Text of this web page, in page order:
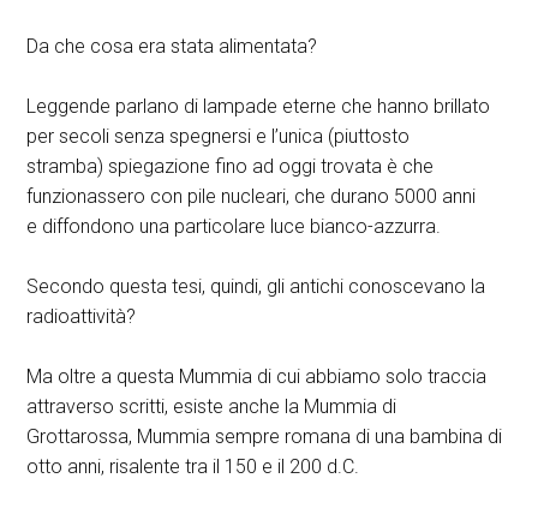
Da che cosa era stata alimentata?
Leggende parlano di lampade eterne che hanno brillato
per secoli senza spegnersi e l’unica (piuttosto
stramba) spiegazione fino ad oggi trovata è che
funzionassero con pile nucleari, che durano 5000 anni
e diffondono una particolare luce bianco-azzurra.
Secondo questa tesi, quindi, gli antichi conoscevano la
radioattività?
Ma oltre a questa Mummia di cui abbiamo solo traccia
attraverso scritti, esiste anche la Mummia di
Grottarossa, Mummia sempre romana di una bambina di
otto anni, risalente tra il 150 e il 200 d.C.